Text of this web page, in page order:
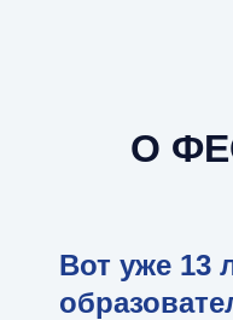
О
Вот уже 13